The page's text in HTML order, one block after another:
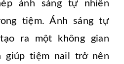
ánh sáng tự nhiên
tiệm. Ánh sáng tự
ra một không gian
giúp tiệm nail trở nên